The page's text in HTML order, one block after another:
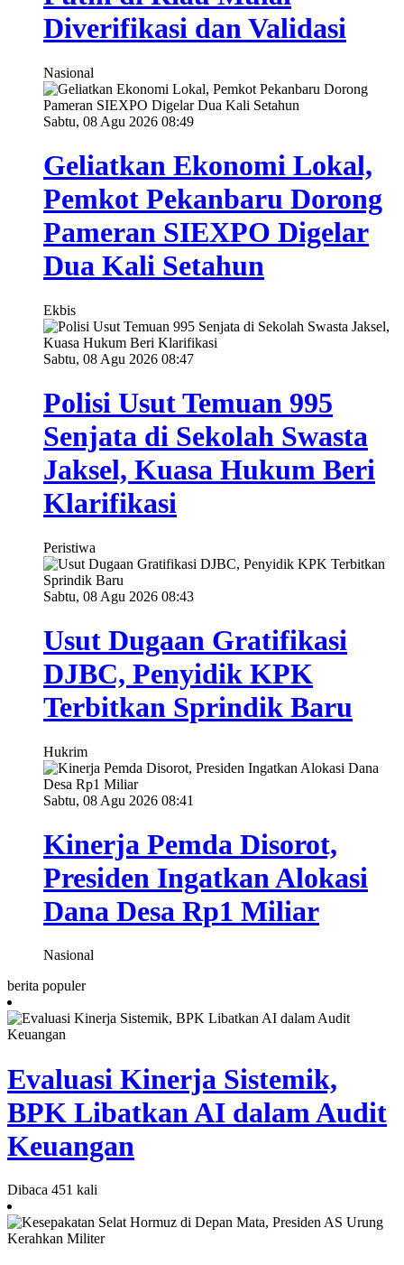
Diverifikasi dan Validasi
Nasional
Sabtu, 08 Agu 2026 08:49
Geliatkan Ekonomi Lokal,
Pemkot Pekanbaru Dorong
Pameran SIEXPO Digelar
Dua Kali Setahun
Ekbis
Sabtu, 08 Agu 2026 08:47
Polisi Usut Temuan 995
Senjata di Sekolah Swasta
Jaksel, Kuasa Hukum Beri
Klarifikasi
Peristiwa
Sabtu, 08 Agu 2026 08:43
Usut Dugaan Gratifikasi
DJBC, Penyidik KPK
Terbitkan Sprindik Baru
Hukrim
Sabtu, 08 Agu 2026 08:41
Kinerja Pemda Disorot,
Presiden Ingatkan Alokasi
Dana Desa Rp1 Miliar
Nasional
berita populer
Evaluasi Kinerja Sistemik,
BPK Libatkan AI dalam Audit
Keuangan
Dibaca 451 kali